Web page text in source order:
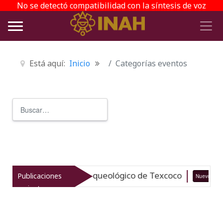
No se detectó compatibilidad con la síntesis de voz
Está aquí: Inicio Categorías eventos
Publicaciones
recientes
el patrimonio arqueológico de Texcoco Nuevo